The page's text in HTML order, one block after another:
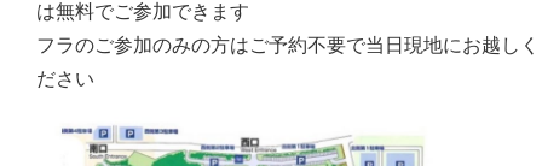
は無料でご参加できます
フラのご参加のみの方はご予約不要で当日現地にお越しく
ださい